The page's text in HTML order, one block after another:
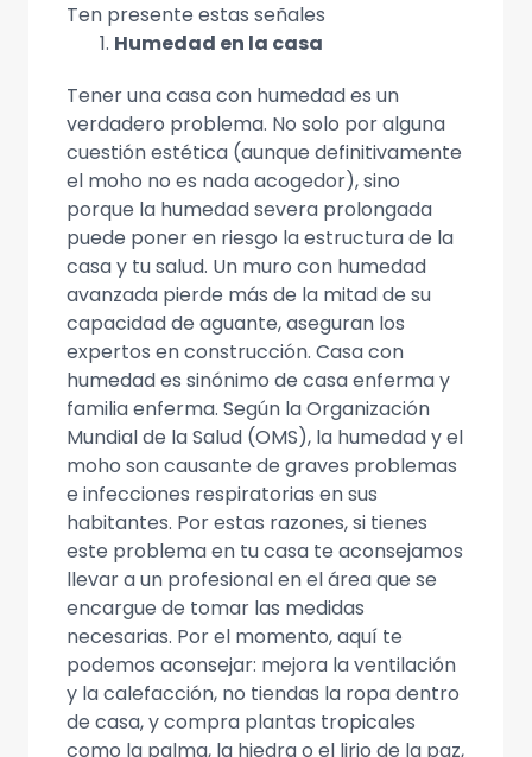
Ten presente estas señales
Humedad en la casa
Tener una casa con humedad es un
verdadero problema. No solo por alguna
cuestión estética (aunque definitivamente
el moho no es nada acogedor), sino
porque la humedad severa prolongada
puede poner en riesgo la estructura de la
casa y tu salud. Un muro con humedad
avanzada pierde más de la mitad de su
capacidad de aguante, aseguran los
expertos en construcción. Casa con
humedad es sinónimo de casa enferma y
familia enferma. Según la Organización
Mundial de la Salud (OMS), la humedad y el
moho son causante de graves problemas
e infecciones respiratorias en sus
habitantes. Por estas razones, si tienes
este problema en tu casa te aconsejamos
llevar a un profesional en el área que se
encargue de tomar las medidas
necesarias. Por el momento, aquí te
podemos aconsejar: mejora la ventilación
y la calefacción, no tiendas la ropa dentro
de casa, y compra plantas tropicales
como la palma, la hiedra o el lirio de la paz,